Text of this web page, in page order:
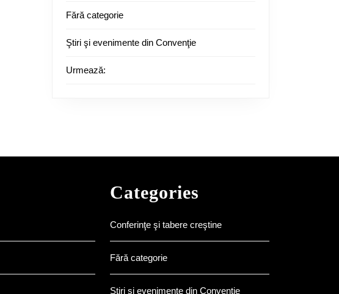
Fără categorie
Ştiri şi evenimente din Convenţie
Urmează:
Categories
Conferinţe şi tabere creştine
Fără categorie
Ştiri şi evenimente din Convenţie